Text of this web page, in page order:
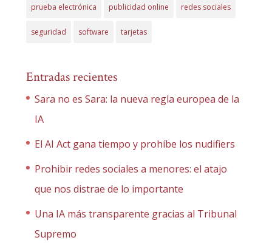
prueba electrónica publicidad online redes sociales
seguridad software tarjetas
Entradas recientes
Sara no es Sara: la nueva regla europea de la
IA
El AI Act gana tiempo y prohíbe los nudifiers
Prohibir redes sociales a menores: el atajo
que nos distrae de lo importante
Una IA más transparente gracias al Tribunal
Supremo